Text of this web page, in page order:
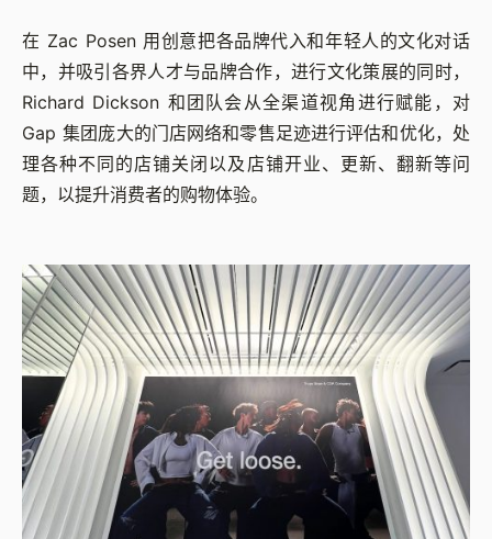
在 Zac Posen 用创意把各品牌代入和年轻人的文化对话
中，并吸引各界人才与品牌合作，进行文化策展的同时，
Richard Dickson 和团队会从全渠道视角进行赋能，对
Gap 集团庞大的门店网络和零售足迹进行评估和优化，处
理各种不同的店铺关闭以及店铺开业、更新、翻新等问
题，以提升消费者的购物体验。